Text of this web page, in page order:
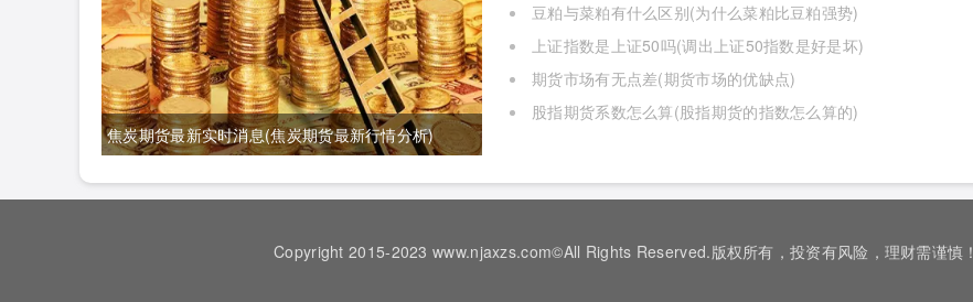
焦炭期货最新实时消息(焦炭期货最新行情分析)
豆粕与菜粕有什么区别(为什么菜粕比豆粕强势)
上证指数是上证50吗(调出上证50指数是好是坏)
期货市场有无点差(期货市场的优缺点)
股指期货系数怎么算(股指期货的指数怎么算的)
Copyright 2015-2023 www.njaxzs.com©All Rights Reserved.版权所有，投资有风险，理财需谨慎！